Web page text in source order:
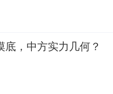
，中方实力几何？